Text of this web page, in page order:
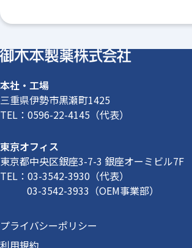
本社・工場
三重県伊勢市黒瀬町1425
TEL： 0596-22-4145 （代表）
東京オフィス
東京都中央区銀座3-7-3 銀座オーミビル7F
TEL： 03-3542-3930 （代表）
03-3542-3933 （OEM事業部）
プライバシーポリシー
利用規約